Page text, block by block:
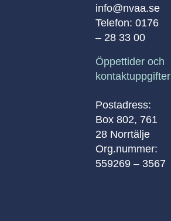
info@nvaa.se
Telefon: 0176
– 28 33 00
Öppettider och
kontaktuppgifter
Postadress:
Box 802, 761
28 Norrtälje
Org.nummer:
559269 – 3567